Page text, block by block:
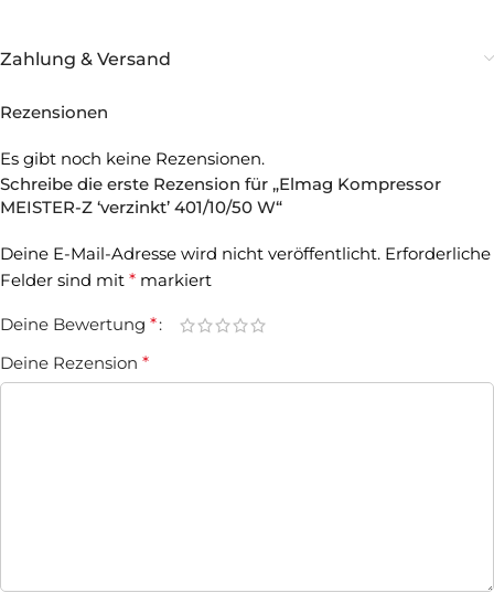
Zahlung & Versand
Rezensionen
Es gibt noch keine Rezensionen.
Schreibe die erste Rezension für „Elmag Kompressor
MEISTER-Z ‘verzinkt’ 401/10/50 W“
Deine E-Mail-Adresse wird nicht veröffentlicht. Erforderliche
Felder sind mit * markiert
Deine Bewertung *
Deine Rezension *